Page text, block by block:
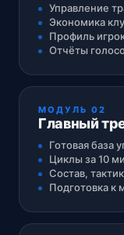
Управление
Экономика
Профиль
Отчёты
МОДУЛЬ 02
Главный
Готовая база
Циклы за 10
Состав,
Подготовка к